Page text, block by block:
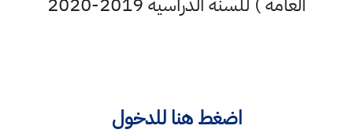
اضغط هنا للدخول